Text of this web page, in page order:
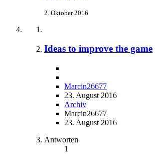
2. Oktober 2016
Ideas to improve the game
Marcin26677
23. August 2016
Archiv
Marcin26677
23. August 2016
Antworten
1